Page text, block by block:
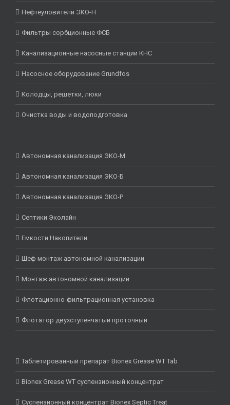
Нефтеуловители ЭКО-Н
Фильтры сорбционные ФСБ
Канализационные насосные станции КНС
Насосное оборудование Grundfos
Колодцы, решетки, люки
Очистка воды и водоподготовка
Автономная канализация ЭКО-М
Автономная канализация ЭКО-Б
Автономная канализация ЭКО-Р
Септики Эколайн
Емкости Накопители
Шеф монтаж автономной канализации
Монтаж автономной канализации
Флотационно-фильтрационная установка
Флотатор двухступенчатый проточный
Таблетированный препарат Bionex Grease WT Tab
Bionex Grease WT суспензионный концентрат
Суспензионный концентрат Bionex Septic Treat